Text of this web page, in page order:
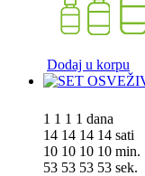
Dodaj u korpu
1 1 1 1 dana
14 14 14 14 sati
10 10 10 10 min.
52 52 52 52 sek.